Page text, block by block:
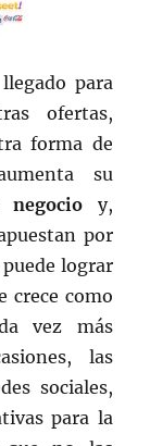
para
ofertas,
forma de
su
y,
por
lograr
crece como
vez más
las
sociales,
para la